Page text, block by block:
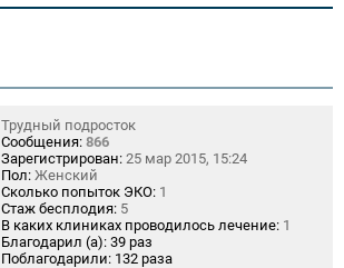
Трудный подросток
Сообщения: 866
Зарегистрирован: 25 мар 2015, 15:24
Пол: Женский
Сколько попыток ЭКО: 1
Стаж бесплодия: 5
В каких клиниках проводилось лечение: 1
Благодарил (а): 39 раз
Поблагодарили: 132 раза